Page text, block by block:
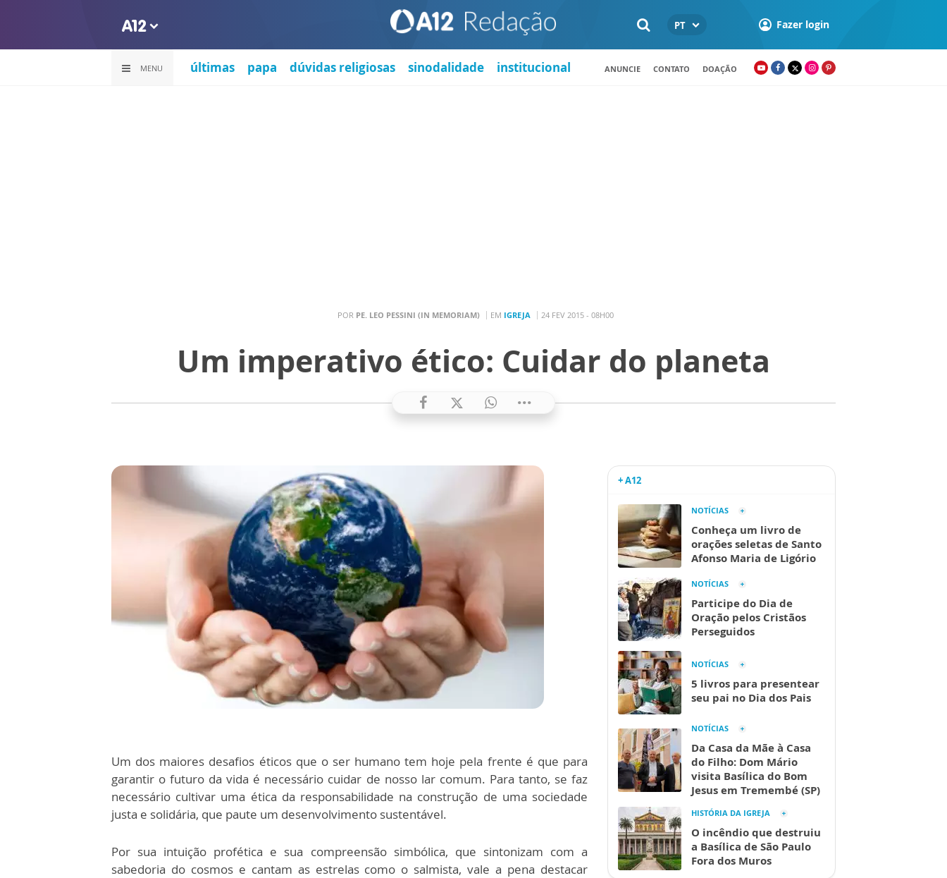
PT Fazer login
MENU últimas papa dúvidas religiosas sinodalidade institucional ANUNCIE CONTATO DOAÇÃO
POR PE. LEO PESSINI (IN MEMORIAM) EM IGREJA 24 FEV 2015 - 08H00
Um imperativo ético: Cuidar do planeta
Um dos maiores desafios éticos que o ser humano tem hoje pela frente é que para
garantir o futuro da vida é necessário cuidar de nosso lar comum. Para tanto, se faz
necessário cultivar uma ética da responsabilidade na construção de uma sociedade
justa e solidária, que paute um desenvolvimento sustentável.
Por sua intuição profética e sua compreensão simbólica, que sintonizam com a
sabedoria do cosmos e cantam as estrelas como o salmista, vale a pena destacar
+ A12
NOTÍCIAS
Conheça um livro de
orações seletas de Santo
Afonso Maria de Ligório
NOTÍCIAS
Participe do Dia de
Oração pelos Cristãos
Perseguidos
NOTÍCIAS
5 livros para presentear
seu pai no Dia dos Pais
NOTÍCIAS
Da Casa da Mãe à Casa
do Filho: Dom Mário
visita Basílica do Bom
Jesus em Tremembé (SP)
HISTÓRIA DA IGREJA
O incêndio que destruiu
a Basílica de São Paulo
Fora dos Muros